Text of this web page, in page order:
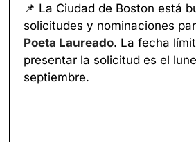
📌 La Ciudad de Boston está
solicitudes y nominaciones
Poeta Laureado. La fecha
presentar la solicitud es el
septiembre.